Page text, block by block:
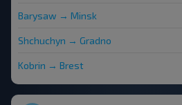
Barysaw → Minsk
Shchuchyn → Gradno
Kobrin → Brest